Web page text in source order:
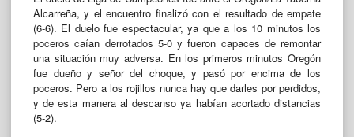
Alcarreña, y el encuentro finalizó con el resultado de empate
(6-6). El duelo fue espectacular, ya que a los 10 minutos los
poceros caían derrotados 5-0 y fueron capaces de remontar
una situación muy adversa. En los primeros minutos Oregón
fue dueño y señor del choque, y pasó por encima de los
poceros. Pero a los rojillos nunca hay que darles por perdidos,
y de esta manera al descanso ya habían acortado distancias
(5-2).